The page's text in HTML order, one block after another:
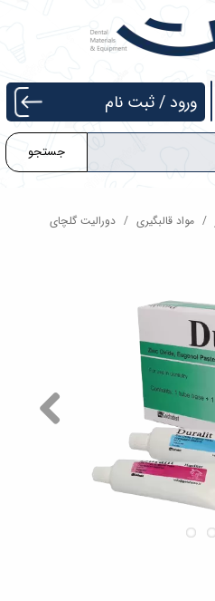
جستجو
ورود /ثبت نام
مواد قالبگیری دورالیت گلچای